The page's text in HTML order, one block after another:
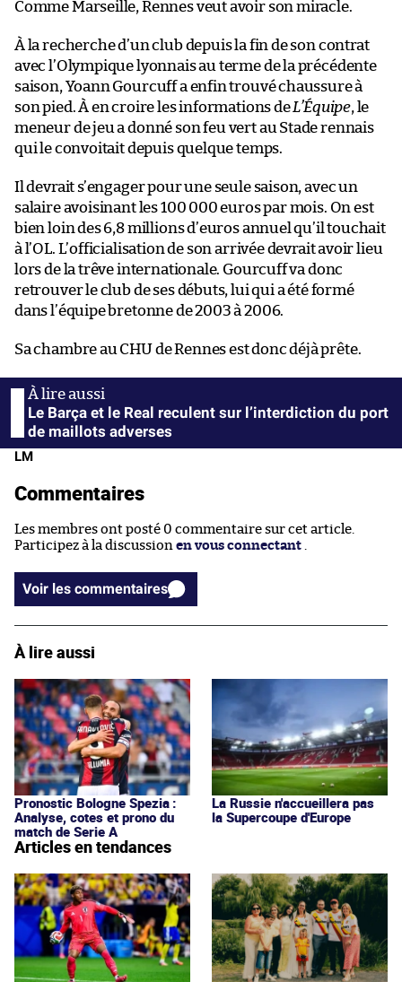
Comme Marseille, Rennes veut avoir son miracle.
À la recherche d’un club depuis la fin de son contrat
avec l’Olympique lyonnais au terme de la précédente
saison, Yoann Gourcuff a enfin trouvé chaussure à
son pied. À en croire les informations deL’Équipe, le
meneur de jeu a donné son feu vert au Stade rennais
qui le convoitait depuis quelque temps.
Il devrait s’engager pour une seule saison, avec un
salaire avoisinant les 100 000 euros par mois. On est
bien loin des 6,8 millions d’euros annuel qu’il touchait
à l’OL. L’officialisation de son arrivée devrait avoir lieu
lors de la trêve internationale. Gourcuff va donc
retrouver le club de ses débuts, lui qui a été formé
dans l’équipe bretonne de 2003 à 2006.
Sa chambre au CHU de Rennes est donc déjà prête.
Le Barça et le Real reculent sur l’interdiction du port
de maillots adverses
LM
Commentaires
Les membres ont posté 0 commentaire sur cet article.
Participez à la discussion en vous connectant .
Voir les commentaires
À lire aussi
Pronostic Bologne Spezia :
Analyse, cotes et prono du
match de Serie A
La Russie n'accueillera pas
la Supercoupe d'Europe
Articles en tendances